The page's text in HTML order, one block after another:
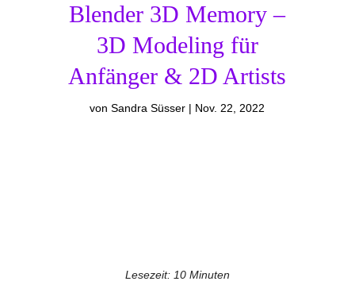
Blender 3D Memory –
3D Modeling für
Anfänger & 2D Artists
vonSandra Süsser Nov. 22, 2022
Lesezeit: 10 Minuten